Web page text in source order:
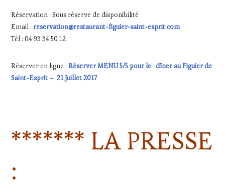
Réservation : Sous réserve de disponibilité
Email :reservation@restaurant-figuier-saint-esprit.com
Tél : 04 93 34 50 12
Réserver en ligne : Réserver MENU 5/5 pour le dîner au Figuier de
Saint-Esprit – 21 Juillet 2017
******* LA PRESSE
: